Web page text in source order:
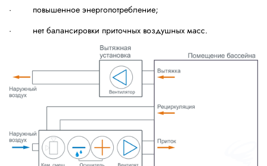
· повышенное энергопотребление;
· нет балансировки приточных воздушных масс.